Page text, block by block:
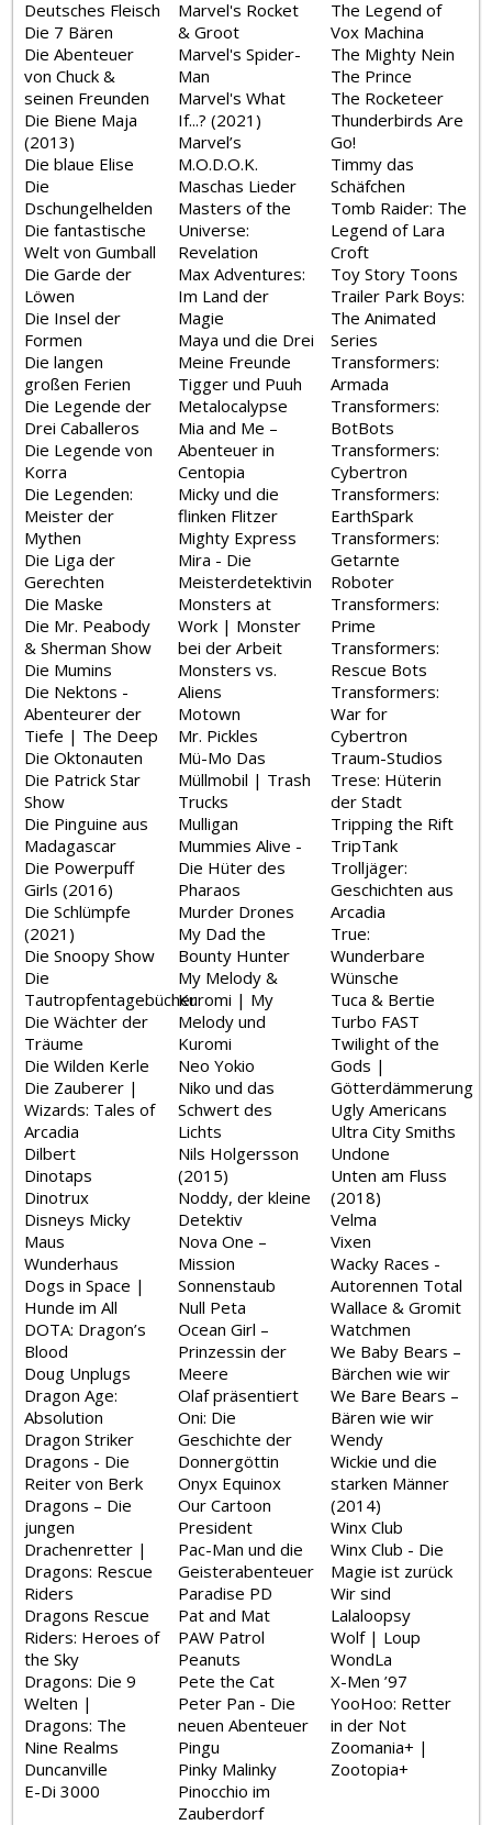
Deutsches Fleisch
Die 7 Bären
Die Abenteuer
von Chuck &
seinen Freunden
Die Biene Maja
(2013)
Die blaue Elise
Die
Dschungelhelden
Die fantastische
Welt von Gumball
Die Garde der
Löwen
Die Insel der
Formen
Die langen
großen Ferien
Die Legende der
Drei Caballeros
Die Legende von
Korra
Die Legenden:
Meister der
Mythen
Die Liga der
Gerechten
Die Maske
Die Mr. Peabody
& Sherman Show
Die Mumins
Die Nektons -
Abenteurer der
Tiefe | The Deep
Die Oktonauten
Die Patrick Star
Show
Die Pinguine aus
Madagascar
Die Powerpuff
Girls (2016)
Die Schlümpfe
(2021)
Die Snoopy Show
Die
Tautropfentagebücher
Die Wächter der
Träume
Die Wilden Kerle
Die Zauberer |
Wizards: Tales of
Arcadia
Dilbert
Dinotaps
Dinotrux
Disneys Micky
Maus
Wunderhaus
Dogs in Space |
Hunde im All
DOTA: Dragon’s
Blood
Doug Unplugs
Dragon Age:
Absolution
Dragon Striker
Dragons - Die
Reiter von Berk
Dragons – Die
jungen
Drachenretter |
Dragons: Rescue
Riders
Dragons Rescue
Riders: Heroes of
the Sky
Dragons: Die 9
Welten |
Dragons: The
Nine Realms
Duncanville
E-Di 3000
Marvel's Rocket
& Groot
Marvel's Spider-
Man
Marvel's What
If...? (2021)
Marvel’s
M.O.D.O.K.
Maschas Lieder
Masters of the
Universe:
Revelation
Max Adventures:
Im Land der
Magie
Maya und die Drei
Meine Freunde
Tigger und Puuh
Metalocalypse
Mia and Me –
Abenteuer in
Centopia
Micky und die
flinken Flitzer
Mighty Express
Mira - Die
Meisterdetektivin
Monsters at
Work | Monster
bei der Arbeit
Monsters vs.
Aliens
Motown
Mr. Pickles
Mü-Mo Das
Müllmobil | Trash
Trucks
Mulligan
Mummies Alive -
Die Hüter des
Pharaos
Murder Drones
My Dad the
Bounty Hunter
My Melody &
Kuromi | My
Melody und
Kuromi
Neo Yokio
Niko und das
Schwert des
Lichts
Nils Holgersson
(2015)
Noddy, der kleine
Detektiv
Nova One –
Mission
Sonnenstaub
Null Peta
Ocean Girl –
Prinzessin der
Meere
Olaf präsentiert
Oni: Die
Geschichte der
Donnergöttin
Onyx Equinox
Our Cartoon
President
Pac-Man und die
Geisterabenteuer
Paradise PD
Pat and Mat
PAW Patrol
Peanuts
Pete the Cat
Peter Pan - Die
neuen Abenteuer
Pingu
Pinky Malinky
Pinocchio im
Zauberdorf
The Legend of
Vox Machina
The Mighty Nein
The Prince
The Rocketeer
Thunderbirds Are
Go!
Timmy das
Schäfchen
Tomb Raider: The
Legend of Lara
Croft
Toy Story Toons
Trailer Park Boys:
The Animated
Series
Transformers:
Armada
Transformers:
BotBots
Transformers:
Cybertron
Transformers:
EarthSpark
Transformers:
Getarnte
Roboter
Transformers:
Prime
Transformers:
Rescue Bots
Transformers:
War for
Cybertron
Traum-Studios
Trese: Hüterin
der Stadt
Tripping the Rift
TripTank
Trolljäger:
Geschichten aus
Arcadia
True:
Wunderbare
Wünsche
Tuca & Bertie
Turbo FAST
Twilight of the
Gods |
Götterdämmerung
Ugly Americans
Ultra City Smiths
Undone
Unten am Fluss
(2018)
Velma
Vixen
Wacky Races -
Autorennen Total
Wallace & Gromit
Watchmen
We Baby Bears –
Bärchen wie wir
We Bare Bears –
Bären wie wir
Wendy
Wickie und die
starken Männer
(2014)
Winx Club
Winx Club - Die
Magie ist zurück
Wir sind
Lalaloopsy
Wolf | Loup
WondLa
X-Men ’97
YooHoo: Retter
in der Not
Zoomania+ |
Zootopia+